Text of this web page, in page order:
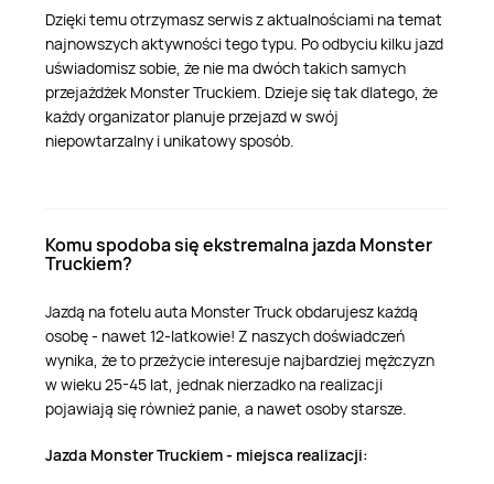
Dzięki temu otrzymasz serwis z aktualnościami na temat
najnowszych aktywności tego typu. Po odbyciu kilku jazd
uświadomisz sobie, że nie ma dwóch takich samych
przejażdżek Monster Truckiem. Dzieje się tak dlatego, że
każdy organizator planuje przejazd w swój
niepowtarzalny i unikatowy sposób.
Komu spodoba się ekstremalna jazda Monster
Truckiem?
Jazdą na fotelu auta Monster Truck obdarujesz każdą
osobę - nawet 12-latkowie! Z naszych doświadczeń
wynika, że to przeżycie interesuje najbardziej mężczyzn
w wieku 25-45 lat, jednak nierzadko na realizacji
pojawiają się również panie, a nawet osoby starsze.
Jazda Monster Truckiem - miejsca realizacji: